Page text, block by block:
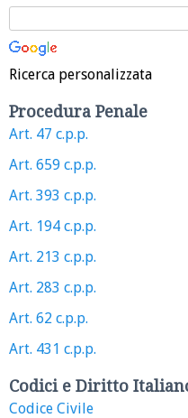
Ricerca personalizzata
Procedura Penale
Art. 47 c.p.p.
Art. 659 c.p.p.
Art. 393 c.p.p.
Art. 194 c.p.p.
Art. 213 c.p.p.
Art. 283 c.p.p.
Art. 62 c.p.p.
Art. 431 c.p.p.
Codici e Diritto
Codice Civile